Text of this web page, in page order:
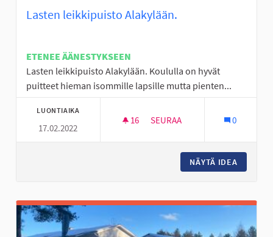
Lasten leikkipuisto Alakylään.
ETENEE ÄÄNESTYKSEEN
Lasten leikkipuisto Alakylään. Koululla on hyvät
puitteet hieman isommille lapsille mutta pienten...
LUONTIAIKA
17.02.2022
16 16 SEURAAJAA
SEURAA 0
NÄYTÄ IDEA